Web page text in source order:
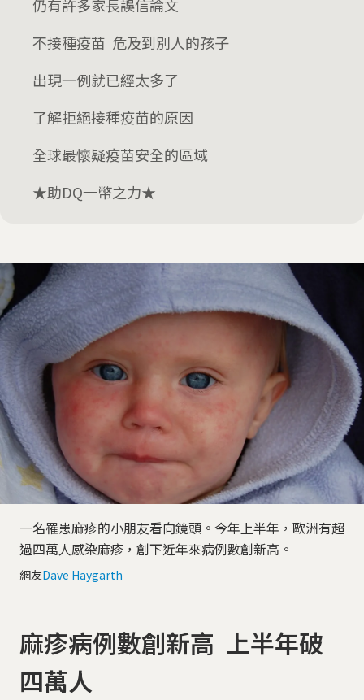
仍有許多家長誤信論文
不接種疫苗 危及到別人的孩子
出現一例就已經太多了
了解拒絕接種疫苗的原因
全球最懷疑疫苗安全的區域
★助DQ一幣之力★
一名罹患麻疹的小朋友看向鏡頭。今年上半年，歐洲有超
過四萬人感染麻疹，創下近年來病例數創新高。
網友Dave Haygarth
麻疹病例數創新高 上半年破
四萬人